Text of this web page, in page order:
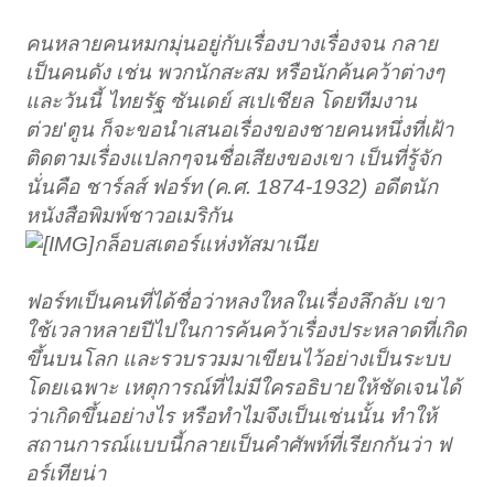
คนหลายคนหมกมุ่นอยู่กับเรื่องบางเรื่องจน กลาย
เป็นคนดัง เช่น พวกนักสะสม หรือนักค้นคว้าต่างๆ
และวันนี้ ไทยรัฐ ซันเดย์ สเปเชียล โดยทีมงาน
ต่วย'ตูน ก็จะขอนำเสนอเรื่องของชายคนหนึ่งที่เฝ้า
ติดตามเรื่องแปลกๆจนชื่อเสียงของเขา เป็นที่รู้จัก
นั่นคือ ชาร์ลส์ ฟอร์ท (ค.ศ. 1874-1932) อดีตนัก
หนังสือพิมพ์ชาวอเมริกัน
กล็อบสเตอร์แห่งทัสมาเนีย
ฟอร์ทเป็นคนที่ได้ชื่อว่าหลงใหลในเรื่องลึกลับ เขา
ใช้เวลาหลายปีไปในการค้นคว้าเรื่องประหลาดที่เกิด
ขึ้นบนโลก และรวบรวมมาเขียนไว้อย่างเป็นระบบ
โดยเฉพาะ เหตุการณ์ที่ไม่มีใครอธิบายให้ชัดเจนได้
ว่าเกิดขึ้นอย่างไร หรือทำไมจึงเป็นเช่นนั้น ทำให้
สถานการณ์แบบนี้กลายเป็นคำศัพท์ที่เรียกกันว่า ฟ
อร์เทียน่า